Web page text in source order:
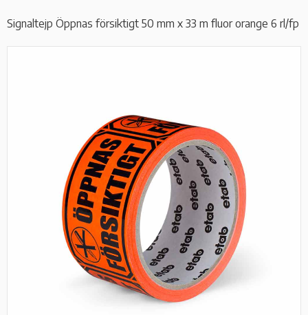
Signaltejp Öppnas försiktigt 50 mm x 33 m fluor orange 6 rl/fp